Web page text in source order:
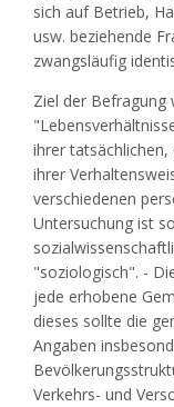
sich auf Betrieb,
usw. beziehende
zwangsläufig
Ziel der Befragung
ihrer
ihrer
verschiedenen
Untersuchung ist
"soziologisch". -
jede erhobene
dieses sollte die
Angaben
Verkehrs- und